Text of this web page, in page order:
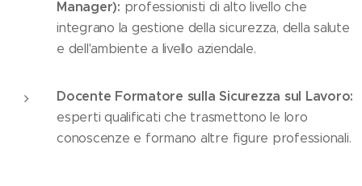
Manager): professionisti di alto livello che
integrano la gestione della sicurezza, della salute
e dell'ambiente a livello aziendale.
Docente Formatore sulla Sicurezza sul Lavoro:
esperti qualificati che trasmettono le loro
conoscenze e formano altre figure professionali.